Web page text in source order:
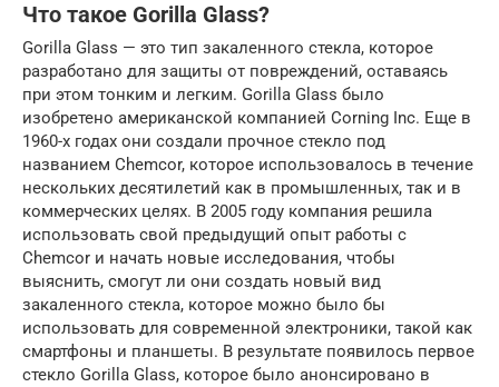
Что такое Gorilla Glass?
Gorilla Glass — это тип закаленного стекла, которое
разработано для защиты от повреждений, оставаясь
при этом тонким и легким. Gorilla Glass было
изобретено американской компанией Corning Inc. Еще в
1960-х годах они создали прочное стекло под
названием Chemcor, которое использовалось в течение
нескольких десятилетий как в промышленных, так и в
коммерческих целях. В 2005 году компания решила
использовать свой предыдущий опыт работы с
Chemcor и начать новые исследования, чтобы
выяснить, смогут ли они создать новый вид
закаленного стекла, которое можно было бы
использовать для современной электроники, такой как
смартфоны и планшеты. В результате появилось первое
стекло Gorilla Glass, которое было анонсировано в